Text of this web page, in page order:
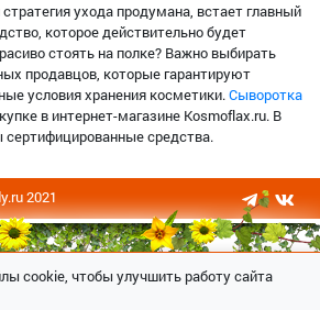
ухода продумана, встает главный
которое действительно будет
стоять на полке? Важно выбирать
продавцов, которые гарантируют
условия хранения косметики.Сыворотка
в интернет-магазине Kosmoflax.ru. В
сертифицированные средства.
2021
cookie, чтобы улучшить работу сайта